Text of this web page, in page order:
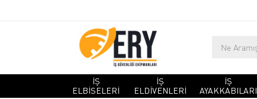
İŞ
ELBİSELERİ
İŞ
ELDİVENLERİ
İŞ
AYAKKABILARI